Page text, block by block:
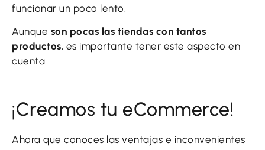
funcionar un poco lento.
Aunque son pocas las tiendas con tantos
productos, es importante tener este aspecto en
cuenta.
¡Creamos tu eCommerce!
Ahora que conoces las ventajas e inconvenientes